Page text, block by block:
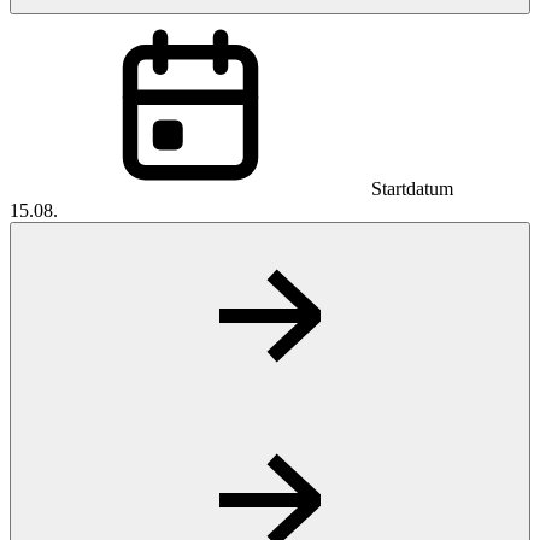
Startdatum
15.08.